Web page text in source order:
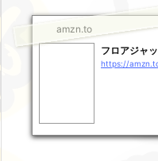
amzn.to
フロアジャ
https://